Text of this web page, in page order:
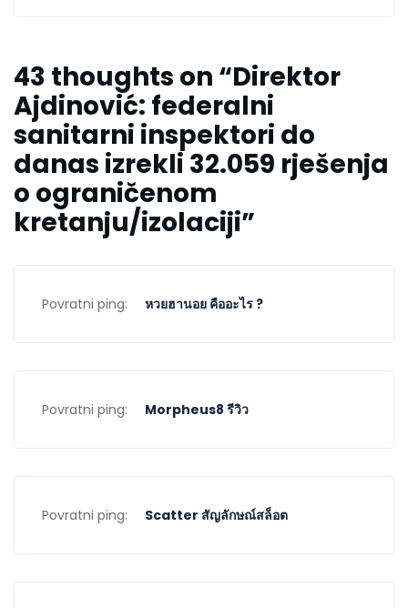
43 thoughts on “Direktor
Ajdinović: federalni
sanitarni inspektori do
danas izrekli 32.059 rješenja
o ograničenom
kretanju/izolaciji”
Povratni ping: หวยฮานอย คืออะไร ?
Povratni ping: Morpheus8 รีวิว
Povratni ping: Scatter สัญลักษณ์สล็อต